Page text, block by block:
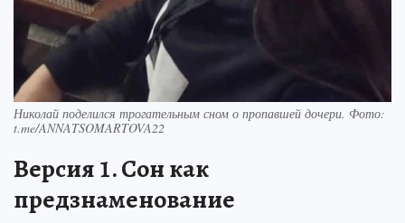
Николай поделился трогательным сном о пропавшей дочери. Фото:
t.me/ANNATSOMARTOVA22
Версия 1. Сон как
предзнаменование